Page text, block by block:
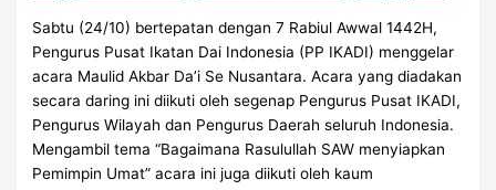
Sabtu (24/10) bertepatan dengan 7 Rabiul Awwal 1442H,
Pengurus Pusat Ikatan Dai Indonesia (PP IKADI) menggelar
acara Maulid Akbar Da’i Se Nusantara. Acara yang diadakan
secara daring ini diikuti oleh segenap Pengurus Pusat IKADI,
Pengurus Wilayah dan Pengurus Daerah seluruh Indonesia.
Mengambil tema “Bagaimana Rasulullah SAW menyiapkan
Pemimpin Umat” acara ini juga diikuti oleh kaum